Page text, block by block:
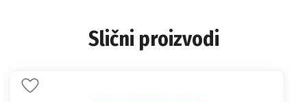
Slični proizvodi